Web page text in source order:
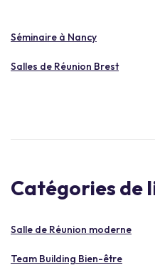
Séminaire à Nancy
Salles de Réunion Brest
Catégories de
Salle de Réunion moderne
Team Building Bien-être